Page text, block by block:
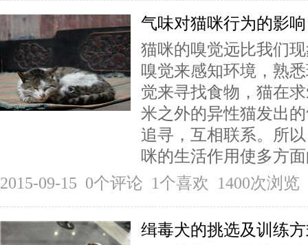
气味对猫咪行为的影响
猫咪的嗅觉远比我们
嗅觉来感知环境，熟
觉来寻找食物，猫在
米之外的异性猫发出
追寻，互相联系。所
咪的生活作用使多方
2015-09-15 0个评论 1个喜欢 1400次浏览
缉毒犬的挑选及训练